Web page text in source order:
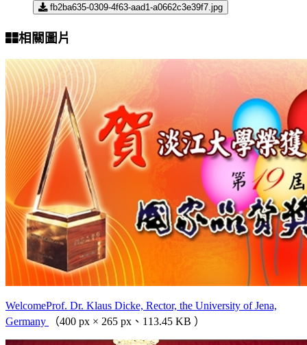
fb2ba635-0309-4f63-aad1-a0662c3e39f7.jpg
相關圖片
WelcomeProf. Dr. Klaus Dicke, Rector, the University of Jena,
Germany
（400 px × 265 px、113.45 KB ）